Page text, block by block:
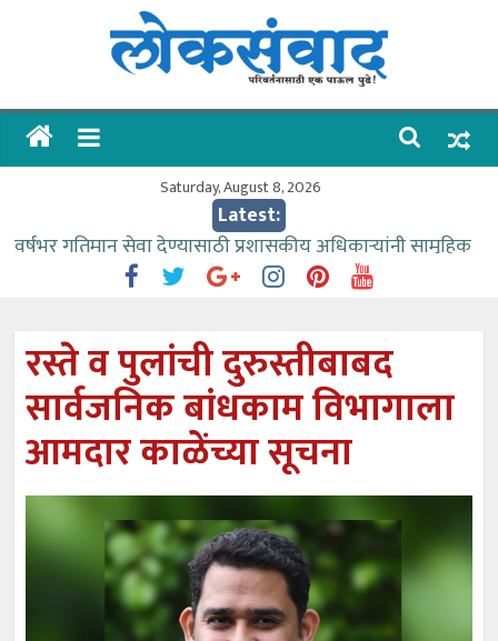
लोकसंवाद
ताज्या
Saturday, August 8, 2026
Latest:
वर्षभर गतिमान सेवा देण्यासाठी प्रशासकीय अधिकाऱ्यांनी सामुहिक
प्रयत्न करावे – आमदार काळे
आत्मामालिक गुरूकूलाचे २२८ विद्यार्थी शिष्यवृत्तीस पात्र
ईच्छा आणि मेहनतीच्या बळावर यश मिळवता येते – शिवप्रसाद
पंडोरे
आमदार आशुतोष काळे यांचा वाढदिवस विविध सामाजिक
उपक्रमांनी साजरा
रस्ते व पुलांची दुरुस्तीबाबद
सार्वजनिक बांधकाम विभागाला
आमदार काळेंच्या सूचना